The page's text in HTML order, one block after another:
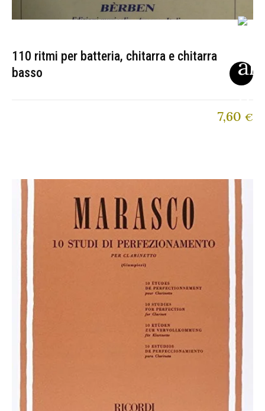
110 ritmi per batteria, chitarra e chitarra
basso
7,60 €